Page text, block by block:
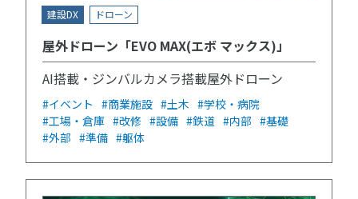
建設DX ドローン
屋外ドローン「EVO MAX(エボ マックス)」
AI搭載・ジンバルカメラ搭載屋外ドローン
#イベント #商業施設 #土木 #学校・病院
#工場・倉庫 #改修 #設備 #鉄道 #内部 #基礎
#外部 #準備 #躯体